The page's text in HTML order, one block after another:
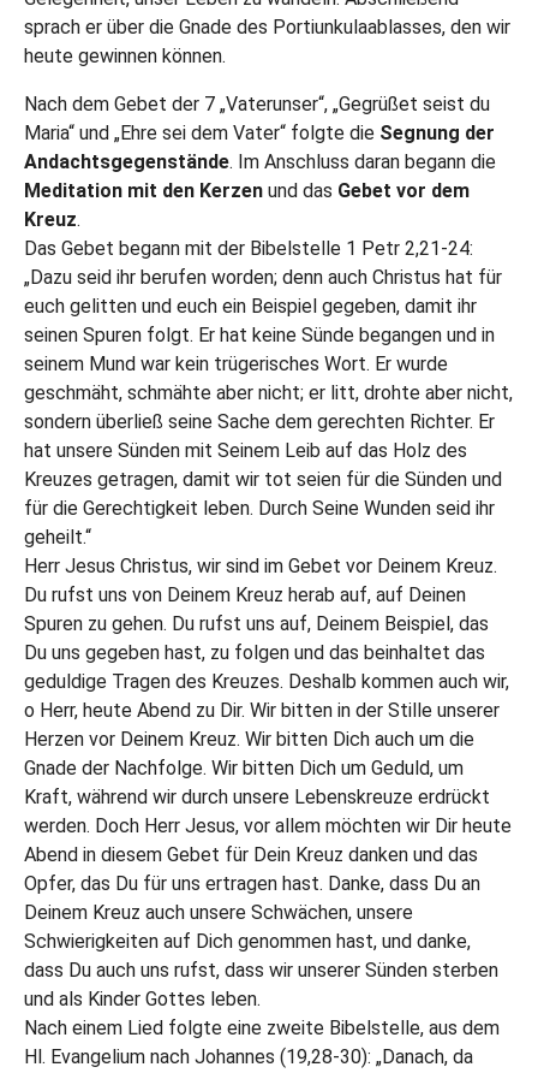
sprach er über die Gnade des Portiunkulaablasses, den wir
heute gewinnen können.
Nach dem Gebet der 7 „Vaterunser“, „Gegrüßet seist du
Maria“ und „Ehre sei dem Vater“ folgte die Segnung der
Andachtsgegenstände. Im Anschluss daran begann die
Meditation mit den Kerzen und das Gebet vor dem
Kreuz.
Das Gebet begann mit der Bibelstelle 1 Petr 2,21-24:
„Dazu seid ihr berufen worden; denn auch Christus hat für
euch gelitten und euch ein Beispiel gegeben, damit ihr
seinen Spuren folgt. Er hat keine Sünde begangen und in
seinem Mund war kein trügerisches Wort. Er wurde
geschmäht, schmähte aber nicht; er litt, drohte aber nicht,
sondern überließ seine Sache dem gerechten Richter. Er
hat unsere Sünden mit Seinem Leib auf das Holz des
Kreuzes getragen, damit wir tot seien für die Sünden und
für die Gerechtigkeit leben. Durch Seine Wunden seid ihr
geheilt.“
Herr Jesus Christus, wir sind im Gebet vor Deinem Kreuz.
Du rufst uns von Deinem Kreuz herab auf, auf Deinen
Spuren zu gehen. Du rufst uns auf, Deinem Beispiel, das
Du uns gegeben hast, zu folgen und das beinhaltet das
geduldige Tragen des Kreuzes. Deshalb kommen auch wir,
o Herr, heute Abend zu Dir. Wir bitten in der Stille unserer
Herzen vor Deinem Kreuz. Wir bitten Dich auch um die
Gnade der Nachfolge. Wir bitten Dich um Geduld, um
Kraft, während wir durch unsere Lebenskreuze erdrückt
werden. Doch Herr Jesus, vor allem möchten wir Dir heute
Abend in diesem Gebet für Dein Kreuz danken und das
Opfer, das Du für uns ertragen hast. Danke, dass Du an
Deinem Kreuz auch unsere Schwächen, unsere
Schwierigkeiten auf Dich genommen hast, und danke,
dass Du auch uns rufst, dass wir unserer Sünden sterben
und als Kinder Gottes leben.
Nach einem Lied folgte eine zweite Bibelstelle, aus dem
Hl. Evangelium nach Johannes (19,28-30): „Danach, da